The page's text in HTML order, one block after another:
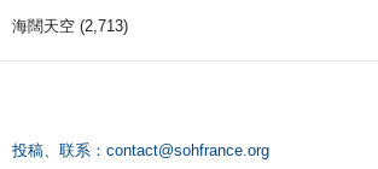
海闊天空 (2,713)
投稿、联系： contact@sohfrance.org